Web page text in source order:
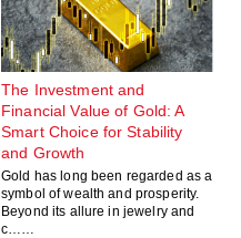
The Investment and
Financial Value of Gold: A
Smart Choice for Stability
and Growth
Gold has long been regarded as a
symbol of wealth and prosperity.
Beyond its allure in jewelry and
c……